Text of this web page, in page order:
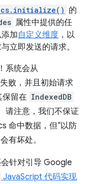
的
属性中提供的任
加自定义维度 ，以
立即发送的请求。
系统会从
败，并且初始请求
保留在 IndexedDB
请注意，我们不保证
命中数据，但“以防
有坏处。
针对引导 Google
JavaScript 代码实现